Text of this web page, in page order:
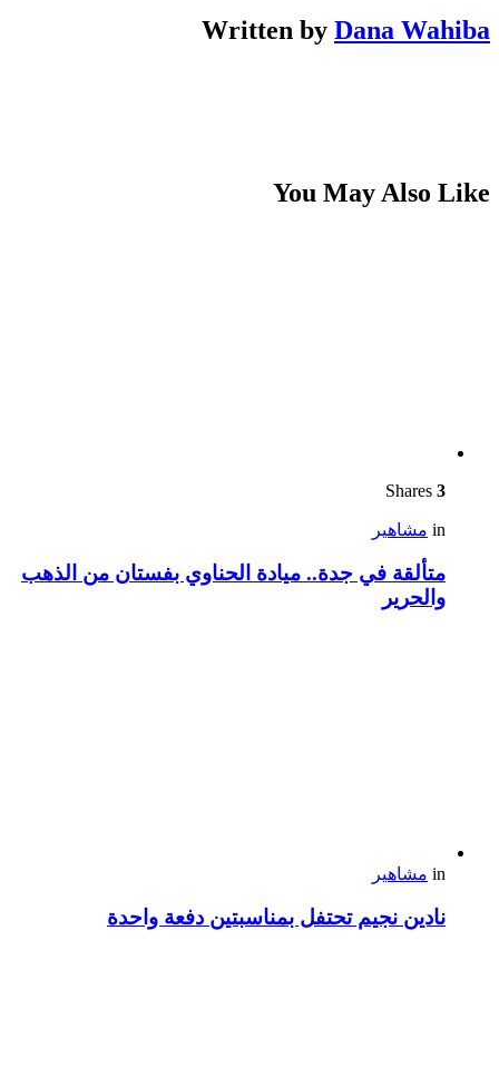
Written by Dana Wahiba
You May Also Like
3
in مشاهير
متألقة في جدة.. ميادة الحناوي بفستان من الذهب
والحرير
in مشاهير
نادين نجيم تحتفل بمناسبتين دفعة واحدة